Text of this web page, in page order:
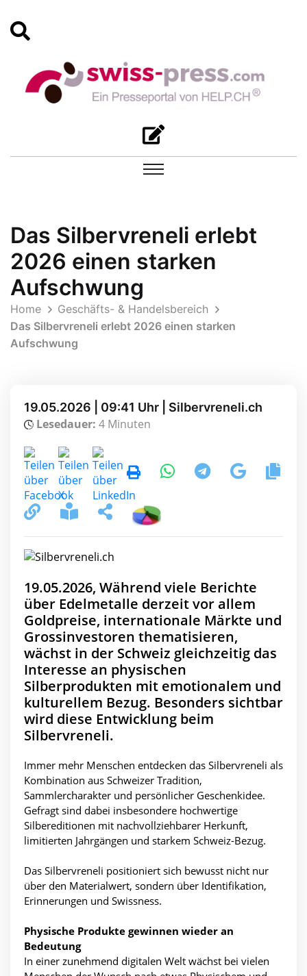
Das Silbervreneli erlebt
2026 einen starken
Aufschwung
Home
Geschäfts- & Handelsbereich
Das Silbervreneli erlebt 2026 einen starken
Aufschwung
19.05.2026 | 09:41 Uhr | Silbervreneli.ch
Lesedauer: 4 Minuten
19.05.2026, Während viele Berichte
über Edelmetalle derzeit vor allem
Goldpreise, internationale Märkte und
Grossinvestoren thematisieren,
wächst in der Schweiz gleichzeitig das
Interesse an physischen
Silberprodukten mit emotionalem und
kulturellem Bezug. Besonders sichtbar
wird diese Entwicklung beim
Silbervreneli.
Immer mehr Menschen entdecken das Silbervreneli als
Kombination aus Schweizer Tradition,
Sammlercharakter und persönlicher Geschenkidee.
Gefragt sind dabei insbesondere hochwertige
Silbereditionen mit nachvollziehbarer Herkunft,
limitierten Jahrgängen und starkem Schweiz-Bezug.
Das Silbervreneli positioniert sich bewusst nicht nur
über den Materialwert, sondern über Identifikation,
Erinnerungen und Swissness.
Physische Produkte gewinnen wieder an
Bedeutung
In einer zunehmend digitalen Welt wächst bei vielen